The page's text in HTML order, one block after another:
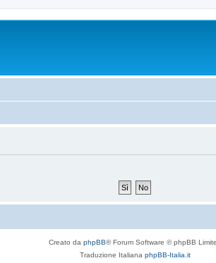
Creato da phpBB® Forum Software © phpBB
Traduzione Italiana phpBB-Italia.it